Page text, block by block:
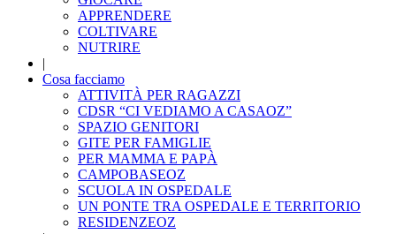
APPRENDERE
COLTIVARE
NUTRIRE
|
Cosa facciamo
ATTIVITÀ PER RAGAZZI
CDSR “CI VEDIAMO A CASAOZ”
SPAZIO GENITORI
GITE PER FAMIGLIE
PER MAMMA E PAPÀ
CAMPOBASEOZ
SCUOLA IN OSPEDALE
UN PONTE TRA OSPEDALE E TERRITORIO
RESIDENZEOZ